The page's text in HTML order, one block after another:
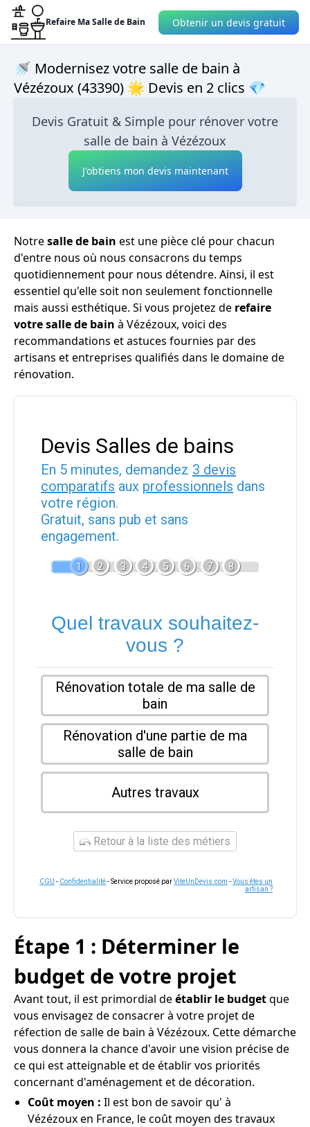
Refaire Ma Salle de Bain Obtenir un devis gratuit
🚿 Modernisez votre salle de bain à
Vézézoux (43390) 🌟 Devis en 2 clics 💎
Devis Gratuit & Simple pour rénover votre
salle de bain à Vézézoux
J'obtiens mon devis maintenant
Notresalle de bain est une pièce clé pour chacun
d'entre nous où nous consacrons du temps
quotidiennement pour nous détendre. Ainsi, il est
essentiel qu'elle soit non seulement fonctionnelle
mais aussi esthétique. Si vous projetez de refaire
votre salle de bain à Vézézoux, voici des
recommandations et astuces fournies par des
artisans et entreprises qualifiés dans le domaine de
rénovation.
Devis Salles de bains
En 5 minutes, demandez 3 devis
comparatifs aux professionnels dans
votre région.
Gratuit, sans pub et sans
engagement.
1 2 3 4 5 6 7 8
Quel travaux souhaitez-
vous ?
Rénovation totale de ma salle de
bain
Rénovation d'une partie de ma
salle de bain
Autres travaux
Retour à la liste des métiers
CGU - Confidentialité- Service proposé parViteUnDevis.com -Vous êtes un
artisan ?
Étape 1 : Déterminer le
budget de votre projet
Avant tout, il est primordial deétablir le budgetque
vous envisagez de consacrer à votre projet de
réfection de salle de bain à Vézézoux. Cette démarche
vous donnera la chance d'avoir une vision précise de
ce qui est atteignable et de établir vos priorités
concernant d'aménagement et de décoration.
Coût moyen : Il est bon de savoir qu' à
Vézézoux en France, le coût moyen des travaux